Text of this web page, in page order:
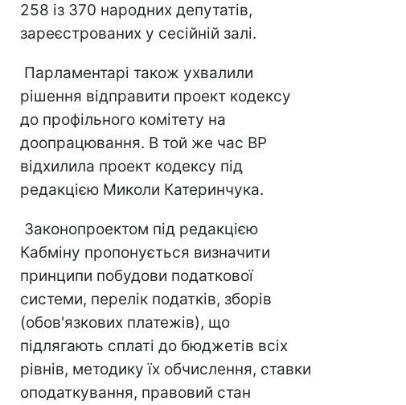
258 із 370 народних депутатів,
зареєстрованих у сесійній залі.
Парламентарі також ухвалили
рішення відправити проект кодексу
до профільного комітету на
доопрацювання. В той же час ВР
відхилила проект кодексу під
редакцією Миколи Катеринчука.
Законопроектом під редакцією
Кабміну пропонується визначити
принципи побудови податкової
системи, перелік податків, зборів
(обов'язкових платежів), що
підлягають сплаті до бюджетів всіх
рівнів, методику їх обчислення, ставки
оподаткування, правовий стан